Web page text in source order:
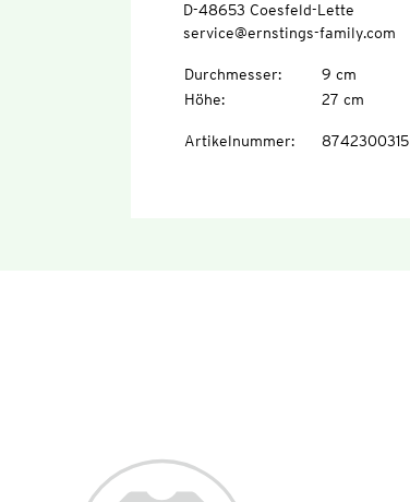
D-48653 Coesfeld-Lette
service@ernstings-family.com
Durchmesser:
9 cm
Höhe: 27 cm
Artikelnummer: 8742300315